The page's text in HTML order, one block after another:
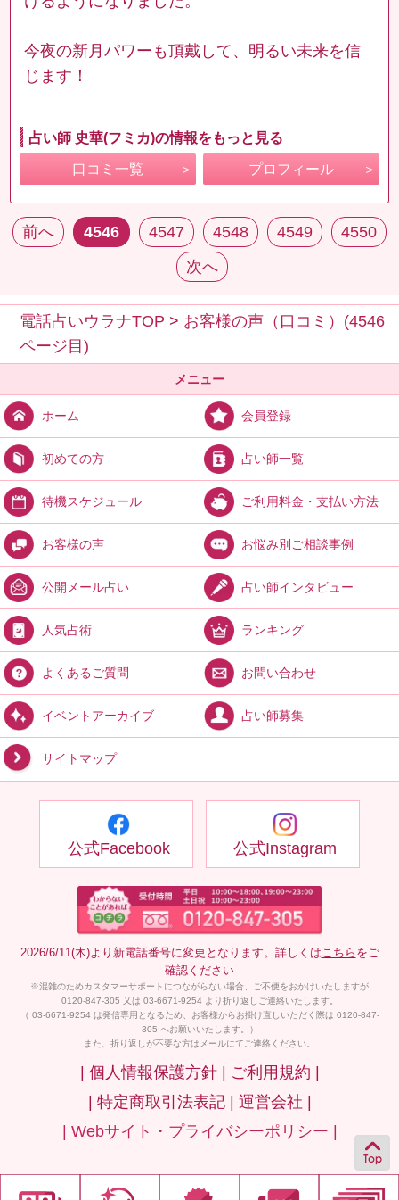
今夜の新月パワーも頂戴して、明るい未来を信
じます！
占い師 史華(フミカ)の情報をもっと見る
口コミ一覧 プロフィール
前へ 4546 4547 4548 4549
4550
次へ
電話占いウラナTOP > お客様の声（口コミ）(4546
ページ目)
メニュー
ホーム 会員登録
初めての方 占い師一覧
待機スケジュール ご利用料金・支払い方法
お客様の声 お悩み別ご相談事例
公開メール占い 占い師インタビュー
人気占術 ランキング
よくあるご質問 お問い合わせ
イベントアーカイブ 占い師募集
サイトマップ
公式Facebook 公式Instagram
2026/6/11(木)より新電話番号に変更となります。詳しくは こちら をご
確認ください
※混雑のためカスタマーサポートにつながらない場合、ご不便をおかけいたしますが
0120-847-305 又は 03-6671-9254 より折り返しご連絡いたします。
（ 03-6671-9254 は発信専用となるため、お客様からお掛け直しいただく際は 0120-847-
305 へお願いいたします。）
また、折り返しが不要な方はメールにてご連絡ください。
| 個人情報保護方針 | ご利用規約 |
| 特定商取引法表記 | 運営会社 |
| Webサイト・プライバシーポリシー |